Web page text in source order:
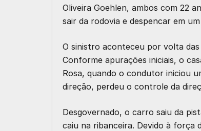
Oliveira Goehlen, ambos com 22
sair da rodovia e despencar em
O sinistro aconteceu por volta
Conforme apurações iniciais, o
Rosa, quando o condutor iniciou
direção, perdeu o controle da
Desgovernado, o carro saiu da
caiu na ribanceira. Devido à força